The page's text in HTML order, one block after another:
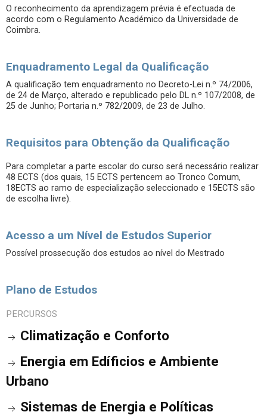
O reconhecimento da aprendizagem prévia é efectuada de
acordo com o Regulamento Académico da Universidade de
Coimbra.
Enquadramento Legal da Qualificação
A qualificação tem enquadramento no Decreto-Lei n.º 74/2006,
de 24 de Março, alterado e republicado pelo DL n.º 107/2008, de
25 de Junho; Portaria n.º 782/2009, de 23 de Julho.
Requisitos para Obtenção da Qualificação
Para completar a parte escolar do curso será necessário realizar
48 ECTS (dos quais, 15 ECTS pertencem ao Tronco Comum,
18ECTS ao ramo de especialização seleccionado e 15ECTS são
de escolha livre).
Acesso a um Nível de Estudos Superior
Possível prossecução dos estudos ao nível do Mestrado
Plano de Estudos
PERCURSOS
Climatização e Conforto
Energia em Edíficios e Ambiente
Urbano
Sistemas de Energia e Políticas